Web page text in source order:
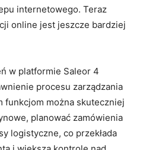
internetowego. ⁣Teraz⁤
online ⁤jest jeszcze ‌bardziej⁢
w platformie Saleor⁣ 4
procesu zarządzania
funkcjom można ⁤skuteczniej
planować zamówienia
logistyczne, ‌co⁣ przekłada